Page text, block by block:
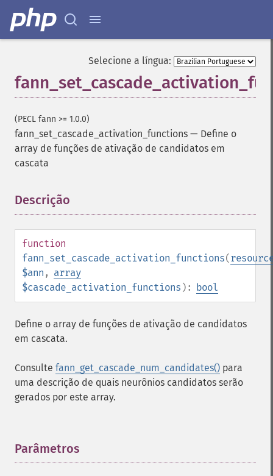
Selecione a língua:
(PECL fann >= 1.0.0)
fann_set_cascade_activation_functions — Define o
array de funções de ativação de candidatos em
cascata
Descrição
function
fann_set_cascade_activation_functions(
$ann , array
$cascade_activation_functions ): bool
Define o array de funções de ativação de candidatos
em cascata.
Consulte fann_get_cascade_num_candidates() para
uma descrição de quais neurônios candidatos serão
gerados por este array.
Parâmetros